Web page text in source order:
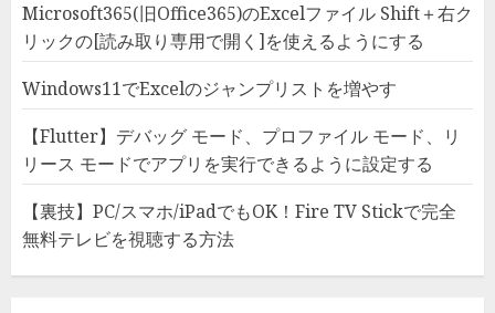
Microsoft365(旧Office365)のExcelファイル Shift＋右ク
リックの[読み取り専用で開く]を使えるようにする
Windows11でExcelのジャンプリストを増やす
【Flutter】デバッグ モード、プロファイル モード、リ
リース モードでアプリを実行できるように設定する
【裏技】PC/スマホ/iPadでもOK！Fire TV Stickで完全
無料テレビを視聴する方法